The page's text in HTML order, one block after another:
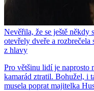
Nevěřila, že se ještě někdy
otevřely dveře a
z hlavy
Pro většinu lidí je naprosto
kamarád ztratil. Bohužel, i
musela poprat majitelka